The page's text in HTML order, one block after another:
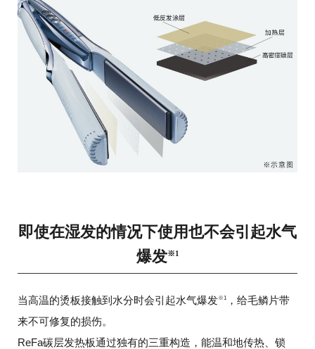
即使在湿发的情况下使用也不会引起水气
爆发※1
当高温的烫板接触到水分时会引起水气爆发※1
，给毛鳞片带
来不可修复的损伤。
ReFa碳层发热板通过独有的三重构造，能温和地传热、锁